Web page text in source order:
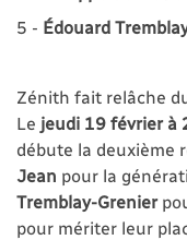
5 - Édouard
Zénith fait relâche
Le jeudi 19 février à
débute la deuxième
Jean pour la
Tremblay-Grenier
pour mériter leur